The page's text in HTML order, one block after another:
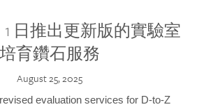
1 日推出更新版的實驗室
培育鑽石服務
August 25, 2025
evaluation services for D-to-Z